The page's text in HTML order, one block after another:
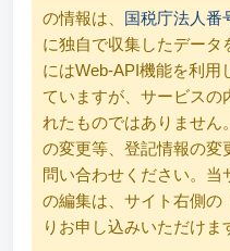
の情報は、 国税庁法人番
に独自で収集したデータ
にはWeb-API機能を利用
ていますが、サービスの
れたものではありません
の変更等、登記情報の変
問い合わせください。当
の編集は、サイト右側の
りお申し込みいただけま